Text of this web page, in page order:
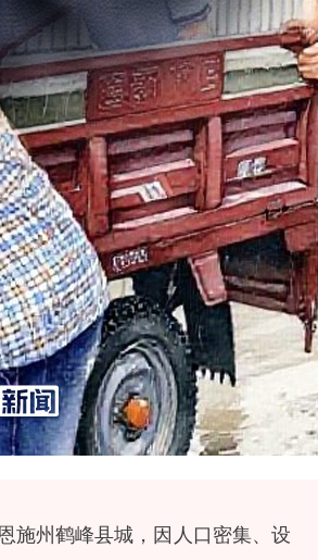
施州鹤峰县城，因人口密集、设